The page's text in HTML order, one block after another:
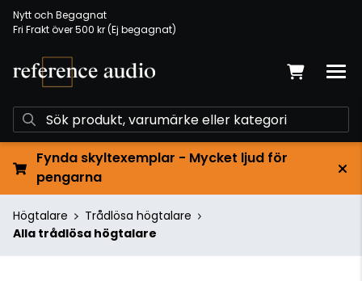
Nytt och Begagnat
Fri Frakt över 500 kr (Ej begagnat)
Fynda skyltexemplar - Mycket ljud för
pengarna
Högtalare
Trådlösa högtalare
Alla trådlösa högtalare